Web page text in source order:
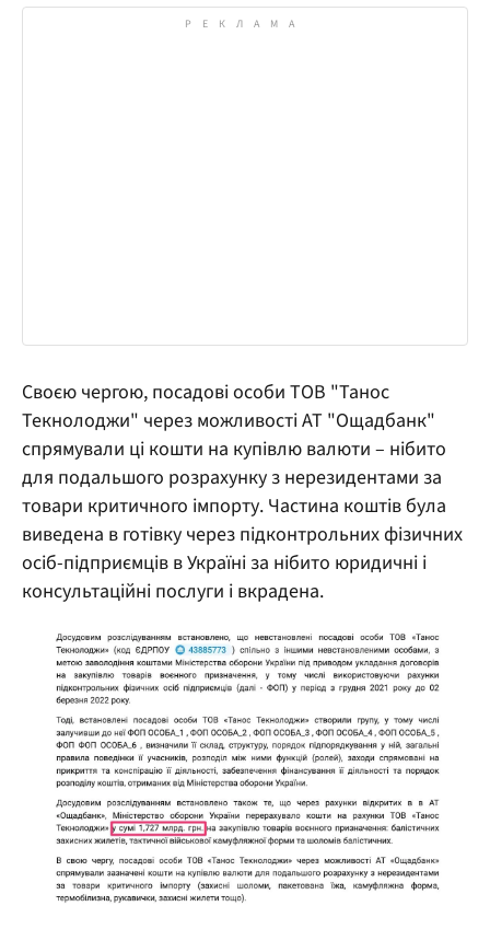
Своєю чергою, посадові особи ТОВ "Танос
Текнолоджи" через можливості АТ "Ощадбанк"
спрямували ці кошти на купівлю валюти – нібито
для подальшого розрахунку з нерезидентами за
товари критичного імпорту. Частина коштів була
виведена в готівку через підконтрольних фізичних
осіб-підприємців в Україні за нібито юридичні і
консультаційні послуги і вкрадена.